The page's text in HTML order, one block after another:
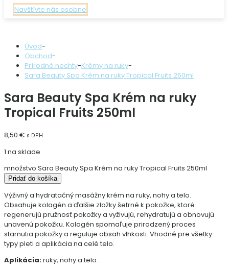
Navštívte nás osobne
Úvod-
Obchod-
Prírodné nechty-Krémy na ruky-
Sara Beauty Spa Krém na ruky Tropical Fruits 250ml
Sara Beauty Spa Krém na ruky
Tropical Fruits 250ml
8,50 € s DPH
1 na sklade
množstvo Sara Beauty Spa Krém na ruky Tropical Fruits 250ml
Pridať do košíka
Výživný a hydratačný masážny krém na ruky, nohy a telo.
Obsahuje kolagén a ďalšie zložky šetrné k pokožke, ktoré
regenerujú pružnosť pokožky a vyživujú, rehydratujú a obnovujú
unavenú pokožku. Kolagén spomaľuje prirodzený proces
starnutia pokožky a reguluje obsah vlhkosti. Vhodné pre všetky
typy pleti a aplikácia na celé telo.
Aplikácia:ruky, nohy a telo.